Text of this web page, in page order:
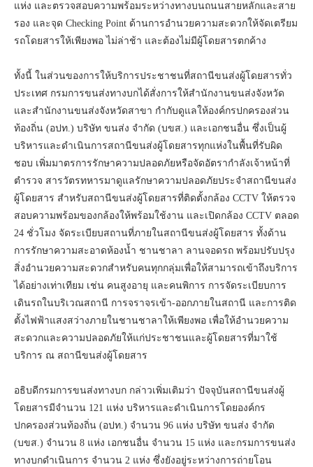
แห่ง และตรวจสอบความพร้อมระหว่างทางบนถนนสายหลักและสาย
รอง และจุด Checking Point ด้านการอำนวยความสะดวกให้จัดเตรียม
รถโดยสารให้เพียงพอ ไม่ล่าช้า และต้องไม่มีผู้โดยสารตกค้าง
ทั้งนี้ ในส่วนของการให้บริการประชาชนที่สถานีขนส่งผู้โดยสารทั่ว
ประเทศ กรมการขนส่งทางบกได้สั่งการให้สำนักงานขนส่งจังหวัด
และสำนักงานขนส่งจังหวัดสาขา กำกับดูแลให้องค์กรปกครองส่วน
ท้องถิ่น (อปท.) บริษัท ขนส่ง จำกัด (บขส.) และเอกชนอื่น ซึ่งเป็นผู้
บริหารและดำเนินการสถานีขนส่งผู้โดยสารทุกแห่งในพื้นที่รับผิด
ชอบ เพิ่มมาตรการรักษาความปลอดภัยหรือจัดอัตรากำลังเจ้าหน้าที่
ตำรวจ สารวัตรทหารมาดูแลรักษาความปลอดภัยประจำสถานีขนส่ง
ผู้โดยสาร สำหรับสถานีขนส่งผู้โดยสารที่ติดตั้งกล้อง CCTV ให้ตรวจ
สอบความพร้อมของกล้องให้พร้อมใช้งาน และเปิดกล้อง CCTV ตลอด
24 ชั่วโมง จัดระเบียบสถานที่ภายในสถานีขนส่งผู้โดยสาร ทั้งด้าน
การรักษาความสะอาดห้องน้ำ ชานชาลา ลานจอดรถ พร้อมปรับปรุง
สิ่งอำนวยความสะดวกสำหรับคนทุกกลุ่มเพื่อให้สามารถเข้าถึงบริการ
ได้อย่างเท่าเทียม เช่น คนสูงอายุ และคนพิการ การจัดระเบียบการ
เดินรถในบริเวณสถานี การจราจรเข้า-ออกภายในสถานี และการติด
ตั้งไฟฟ้าแสงสว่างภายในชานชาลาให้เพียงพอ เพื่อให้อำนวยความ
สะดวกและความปลอดภัยให้แก่ประชาชนและผู้โดยสารที่มาใช้
บริการ ณ สถานีขนส่งผู้โดยสาร
อธิบดีกรมการขนส่งทางบก กล่าวเพิ่มเติมว่า ปัจจุบันสถานีขนส่งผู้
โดยสารมีจำนวน 121 แห่ง บริหารและดำเนินการโดยองค์กร
ปกครองส่วนท้องถิ่น (อปท.) จำนวน 96 แห่ง บริษัท ขนส่ง จำกัด
(บขส.) จำนวน 8 แห่ง เอกชนอื่น จำนวน 15 แห่ง และกรมการขนส่ง
ทางบกดำเนินการ จำนวน 2 แห่ง ซึ่งยังอยู่ระหว่างการถ่ายโอน